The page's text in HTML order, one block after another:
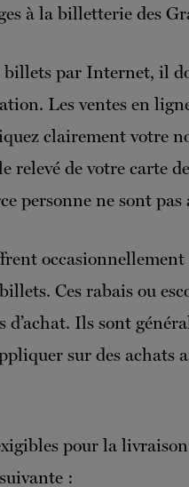
à la billetterie des
billets par Internet, il
Les ventes en
clairement votre
relevé de votre carte
personne ne sont pas
occasionnellement
Ces rabais ou
d’achat. Ils sont
sur des achats
pour la
: